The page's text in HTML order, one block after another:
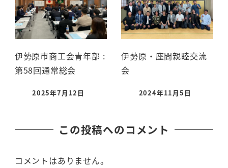
伊勢原市商工会青年部 :
第58回通常総会
2025年7月12日
伊勢原・座間親睦交流
会
2024年11月5日
この投稿へのコメント
コメントはありません。